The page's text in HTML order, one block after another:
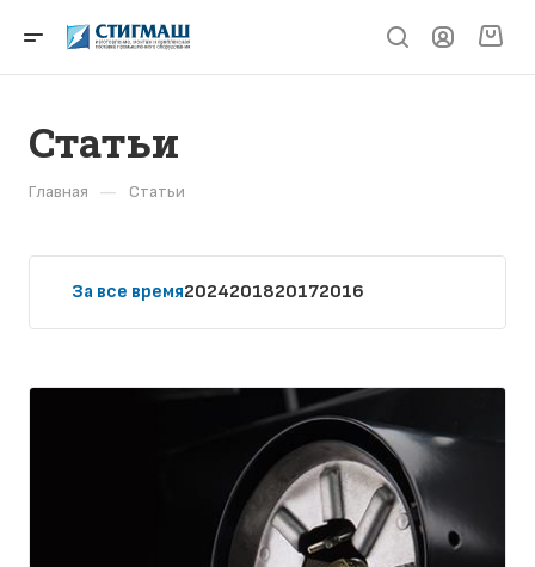
Статьи
Главная — Статьи
За все время2024201820172016